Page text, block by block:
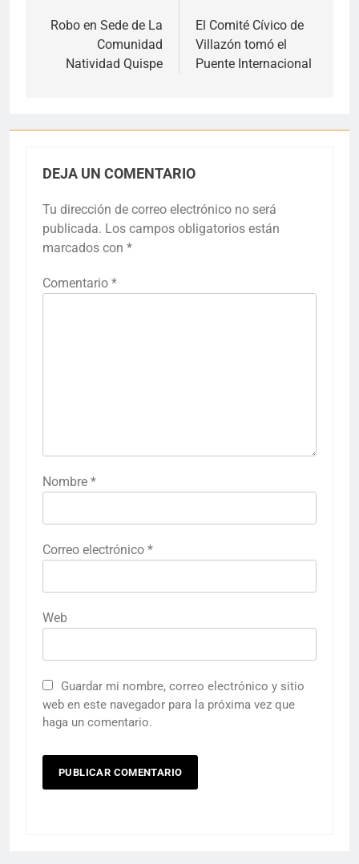
de
entradas
Robo en Sede de La
Comunidad
Natividad Quispe
El Comité Cívico de
Villazón tomó el
Puente Internacional
DEJA UN COMENTARIO
Tu dirección de correo electrónico no será
publicada. Los campos obligatorios están
marcados con *
Comentario *
Nombre *
Correo electrónico *
Web
Guardar mi nombre, correo electrónico y sitio
web en este navegador para la próxima vez que
haga un comentario.